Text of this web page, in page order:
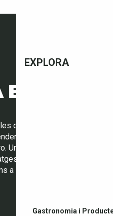
EXPLORA
Gastronomia i
BTT
descendes tècniques
escarpats del
Una varietat de circuits
naturals preservats,
a les crestes